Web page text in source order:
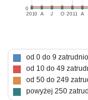
2010 2011
A J O A
0
od 0 do 9
od 10 do 49
od 50 do 249
powyżej 250